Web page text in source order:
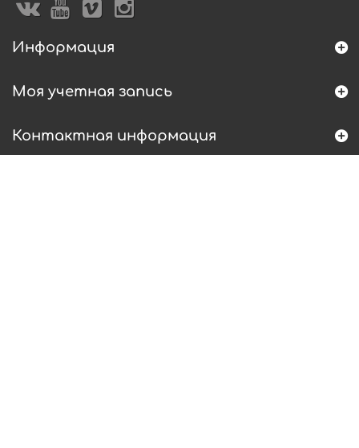
Информация
Моя учетная запись
Контактная информация